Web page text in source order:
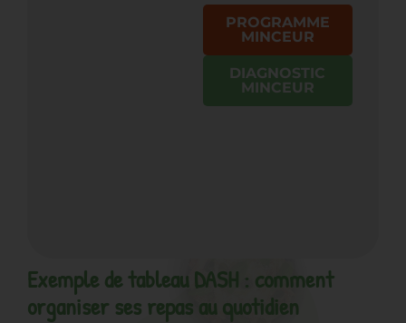
PROGRAMME
MINCEUR
DIAGNOSTIC
MINCEUR
Exemple de tableau DASH : comment
organiser ses repas au quotidien